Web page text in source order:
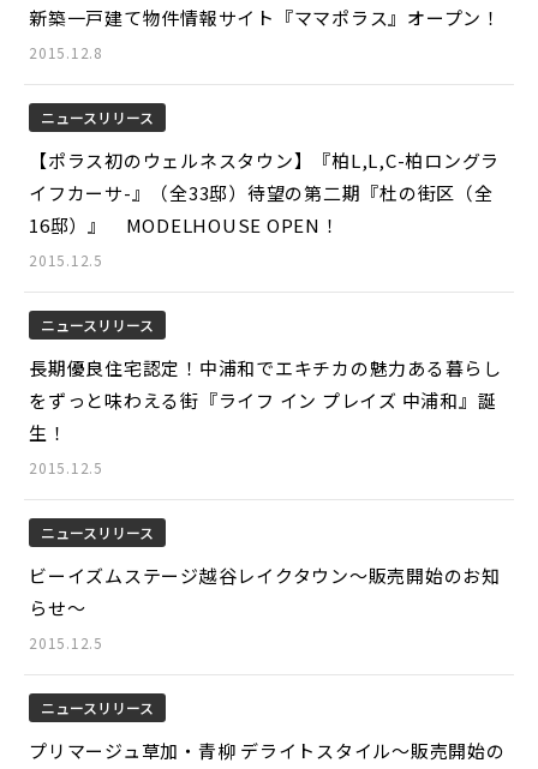
新築一戸建て物件情報サイト『ママポラス』オープン！
2015.12.8
ニュースリリース
【ポラス初のウェルネスタウン】『柏L,L,C-柏ロングラ
イフカーサ-』（全33邸）待望の第二期『杜の街区（全
16邸）』 MODELHOUSE OPEN！
2015.12.5
ニュースリリース
長期優良住宅認定！中浦和でエキチカの魅力ある暮らし
をずっと味わえる街『ライフ イン プレイズ 中浦和』誕
生！
2015.12.5
ニュースリリース
ビーイズムステージ越谷レイクタウン～販売開始のお知
らせ～
2015.12.5
ニュースリリース
プリマージュ草加・青柳 デライトスタイル～販売開始の